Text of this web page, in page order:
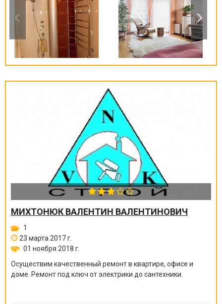
МИХТОНЮК ВАЛЕНТИН ВАЛЕНТИНОВИЧ
1
23 марта 2017 г.
01 ноября 2018 г.
Осуществим качественный ремонт в квартире, офисе и
доме. Ремонт под ключ от электрики до сантехники.